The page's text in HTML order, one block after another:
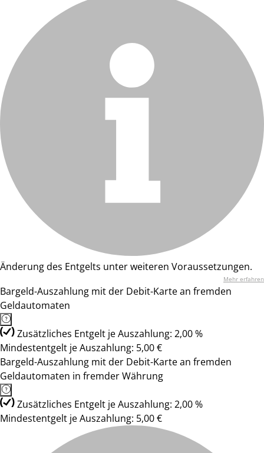
Änderung des Entgelts unter weiteren Voraussetzungen.
Mehr erfahren
Bargeld-Auszahlung mit der Debit-Karte an fremden
Geldautomaten
Zusätzliches Entgelt je Auszahlung: 2,00 %
Mindestentgelt je Auszahlung: 5,00 €
Bargeld-Auszahlung mit der Debit-Karte an fremden
Geldautomaten in fremder Währung
Zusätzliches Entgelt je Auszahlung: 2,00 %
Mindestentgelt je Auszahlung: 5,00 €